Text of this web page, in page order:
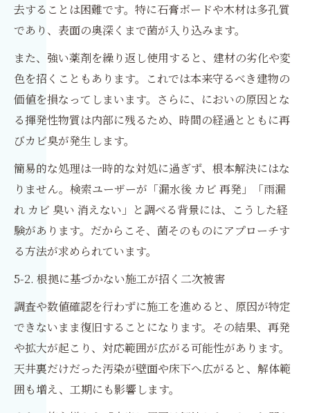
去することは困難です。特に石膏ボードや木材は多孔質
であり、表面の奥深くまで菌が入り込みます。
また、強い薬剤を繰り返し使用すると、建材の劣化や変
色を招くこともあります。これでは本来守るべき建物の
価値を損なってしまいます。さらに、においの原因とな
る揮発性物質は内部に残るため、時間の経過とともに再
びカビ臭が発生します。
簡易的な処理は一時的な対処に過ぎず、根本解決にはな
りません。検索ユーザーが「漏水後 カビ 再発」「雨漏
れ カビ 臭い 消えない」と調べる背景には、こうした経
験があります。だからこそ、菌そのものにアプローチす
る方法が求められています。
5-2. 根拠に基づかない施工が招く二次被害
調査や数値確認を行わずに施工を進めると、原因が特定
できないまま復旧することになります。その結果、再発
や拡大が起こり、対応範囲が広がる可能性があります。
天井裏だけだった汚染が壁面や床下へ広がると、解体範
囲も増え、工期にも影響します。